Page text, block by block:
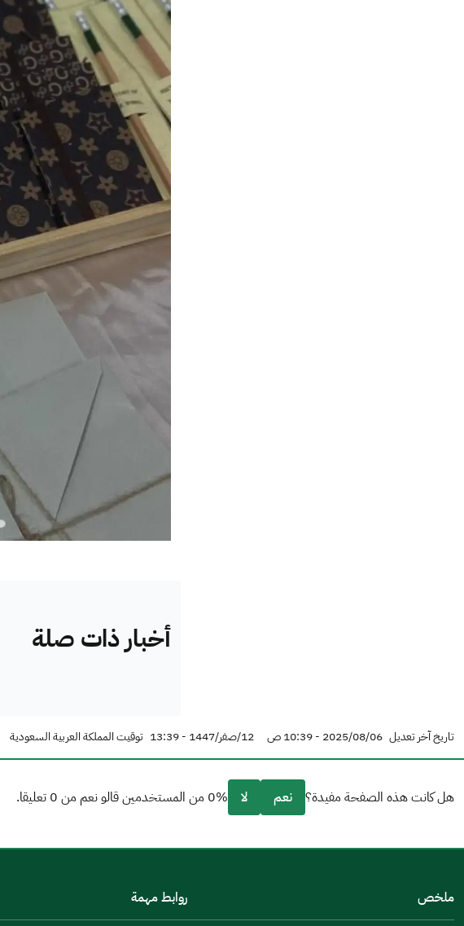
أخبار ذات صلة
تاريخ آخر تعديل 2025/08/06 - 10:39 ص 12/صفر/1447 - 13:39 توقيت المملكة العربية السعودية
هل كانت هذه الصفحة مفيدة؟ نعم لا 0% من المستخدمين قالو نعم من 0 تعليقا.
مكتوبة بشكل جيدملخص روابط مهمة